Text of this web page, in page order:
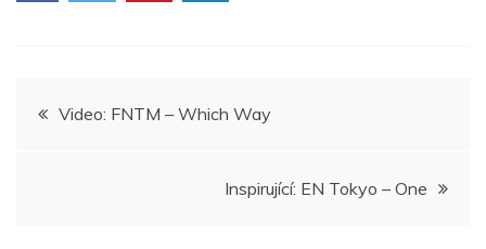
Navigace
Video: FNTM – Which Way
Inspirující: EN Tokyo – One